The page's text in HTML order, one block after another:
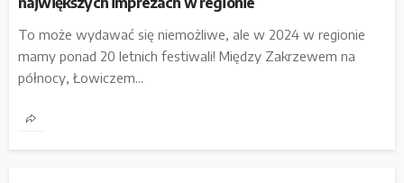
To może wydawać się niemożliwe, ale w 2024 w regionie
mamy ponad 20 letnich festiwali! Między Zakrzewem na
północy, Łowiczem...